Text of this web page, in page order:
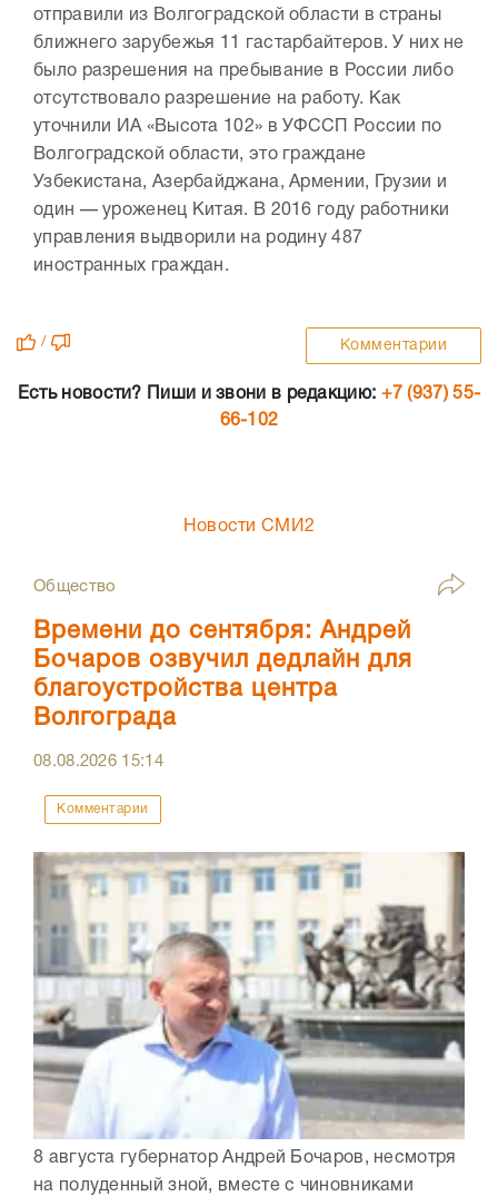
отправили из Волгоградской области в страны
ближнего зарубежья 11 гастарбайтеров. У них не
было разрешения на пребывание в России либо
отсутствовало разрешение на работу. Как
уточнили ИА «Высота 102» в УФССП России по
Волгоградской области, это граждане
Узбекистана, Азербайджана, Армении, Грузии и
один — уроженец Китая. В 2016 году работники
управления выдворили на родину 487
иностранных граждан.
/ Комментарии
Есть новости? Пиши и звони в редакцию: +7 (937) 55-
66-102
Новости СМИ2
Общество
Времени до сентября: Андрей
Бочаров озвучил дедлайн для
благоустройства центра
Волгограда
08.08.2026 15:14
Комментарии
8 августа губернатор Андрей Бочаров, несмотря
на полуденный зной, вместе с чиновниками